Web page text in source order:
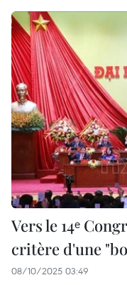
Vers le 14ᵉ
critère d'une
08/10/2025 03:49